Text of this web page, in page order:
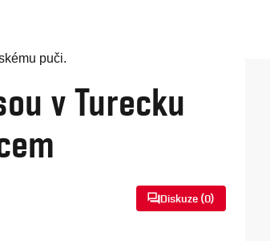
v Turecku
Diskuze (0)